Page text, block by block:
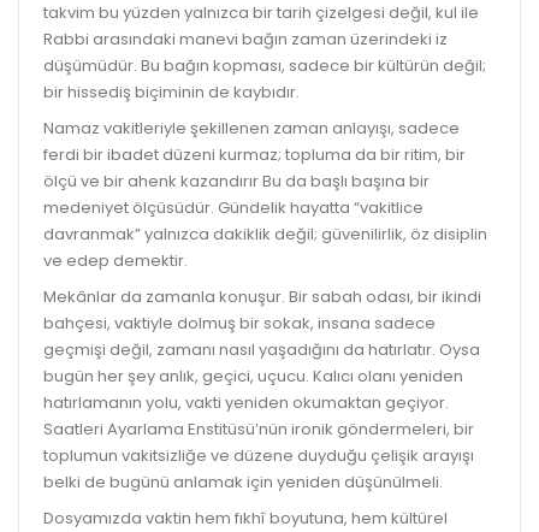
takvim bu yüzden yalnızca bir tarih çizelgesi değil, kul ile
Rabbi arasındaki manevi bağın zaman üzerindeki iz
düşümüdür. Bu bağın kopması, sadece bir kültürün değil;
bir hissediş biçiminin de kaybıdır.
Namaz vakitleriyle şekillenen zaman anlayışı, sadece
ferdi bir ibadet düzeni kurmaz; topluma da bir ritim, bir
ölçü ve bir ahenk kazandırır Bu da başlı başına bir
medeniyet ölçüsüdür. Gündelik hayatta “vakitlice
davranmak” yalnızca dakiklik değil; güvenilirlik, öz disiplin
ve edep demektir.
Mekânlar da zamanla konuşur. Bir sabah odası, bir ikindi
bahçesi, vaktiyle dolmuş bir sokak, insana sadece
geçmişi değil, zamanı nasıl yaşadığını da hatırlatır. Oysa
bugün her şey anlık, geçici, uçucu. Kalıcı olanı yeniden
hatırlamanın yolu, vakti yeniden okumaktan geçiyor.
Saatleri Ayarlama Enstitüsü’nün ironik göndermeleri, bir
toplumun vakitsizliğe ve düzene duyduğu çelişik arayışı
belki de bugünü anlamak için yeniden düşünülmeli.
Dosyamızda vaktin hem fıkhî boyutuna, hem kültürel